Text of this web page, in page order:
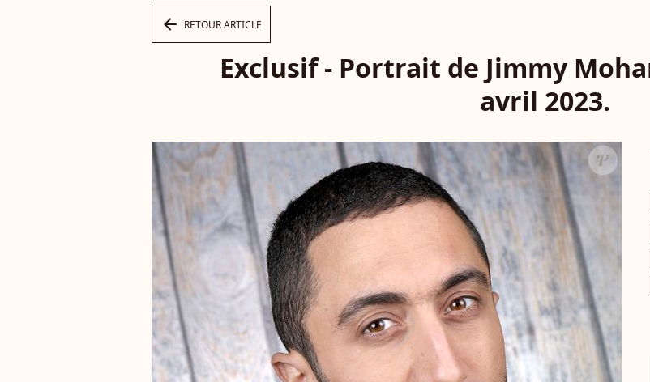
arrow_left RETOUR ARTICLE
Exclusif - Portrait de Jimmy
avril 2023.